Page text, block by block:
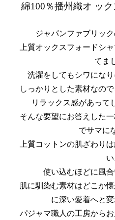
綿100％播州織オ ッ
ジャパンファブリッ
上質オックスフォードシ
てま
洗濯をしてもシワにな
しっかりとした素材なの
リラックス感があって
そんな要望にお答えした
でサマに
上質コットンの肌ざわり
い
使い込むほどに風合
肌に馴染む素材はどこか
に深い愛着へと変
パジャマ職人の工房から